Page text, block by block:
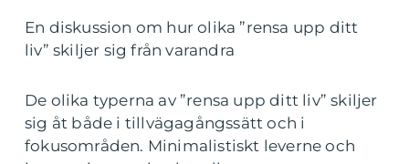
En diskussion om hur olika ”rensa upp ditt
liv” skiljer sig från varandra
De olika typerna av ”rensa upp ditt liv” skiljer
sig åt både i tillvägagångssätt och i
fokusområden. Minimalistiskt leverne och